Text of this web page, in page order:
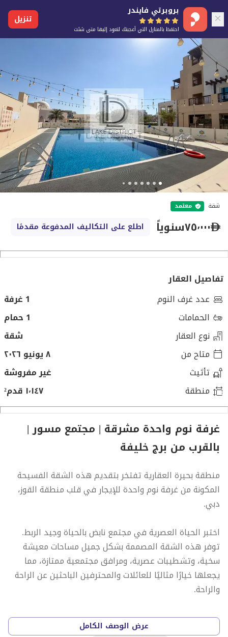
بروبرتي فايندر
احتفظ بالمنازل التي أعجبتك لتعود إليها متى شئت
تنزيل
شقة معتمد
٧٥٬٠٠٠سنوياً اطلع على التكاليف المدفوعة مقدمًا
تفاصيل العقار
عدد غرف النوم
1 غرفة
الحمامات
1 حمام
نوع العقار
شقة
متاح من
٨ يونيو ٢٠٢٦
تأثيث
غير مفروشة
منطقة
١٬١٤٧ قدم²
غرفة نوم واحدة مشرقة | مجتمع مسور |
بالقرب من برج خليفة
منطقة بحيرة العقارية تفتخر بتقديم هذه الشقة الفسيحة
المكونة من غرفة نوم واحدة للإيجار في قلب منطقة القوز،
دبي.
اختبر الحياة العصرية في مجتمع نابض بالحياة وجيد الربط.
توفر هذه الشقة المصممة بشكل جميل مساحات معيشة
سخية، وتشطيبات عصرية، ومرافق مجتمعية ممتازة، مما
يجعلها خيارًا مثاليًا للعائلات والمحترفين الباحثين عن الراحة
والراحة.
مميزات العقار:
عرض الوصف الكامل